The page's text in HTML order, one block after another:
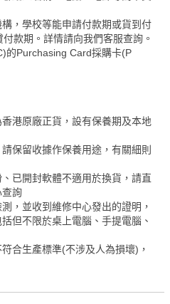
，學校等能申請付款期或貨到付
款期。詳情請向我們客服查詢。
的Purchasing Card採購卡(P
港原廠正貨，設有保養期及本地
保留收據作保養用途，有關細則
已開封軟體不適用於換貨，請直
查詢
，並收到維修中心發出的證明，
但不限於桌上電腦、手提電腦、
合生產標準(不涉及人為損壞)，